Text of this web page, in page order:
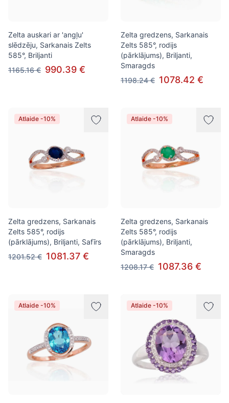
Zelta auskari ar 'angļu'
slēdzēju, Sarkanais Zelts
585°, Briljanti
1165.16 € 990.39 €
Zelta gredzens, Sarkanais
Zelts 585°, rodijs
(pārklājums), Briljanti,
Smaragds
1198.24 € 1078.42 €
Atlaide -10%
Zelta gredzens, Sarkanais
Zelts 585°, rodijs
(pārklājums), Briljanti, Safīrs
1201.52 € 1081.37 €
Atlaide -10%
Zelta gredzens, Sarkanais
Zelts 585°, rodijs
(pārklājums), Briljanti,
Smaragds
1208.17 € 1087.36 €
Atlaide -10% Atlaide -10%